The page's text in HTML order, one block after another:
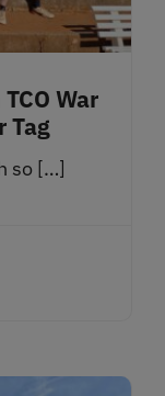
War
Tag
so […]